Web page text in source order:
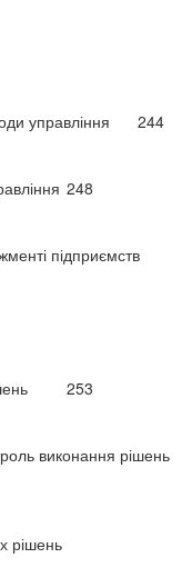
управління 244
248
підприємств
253
виконання рішень
рішень